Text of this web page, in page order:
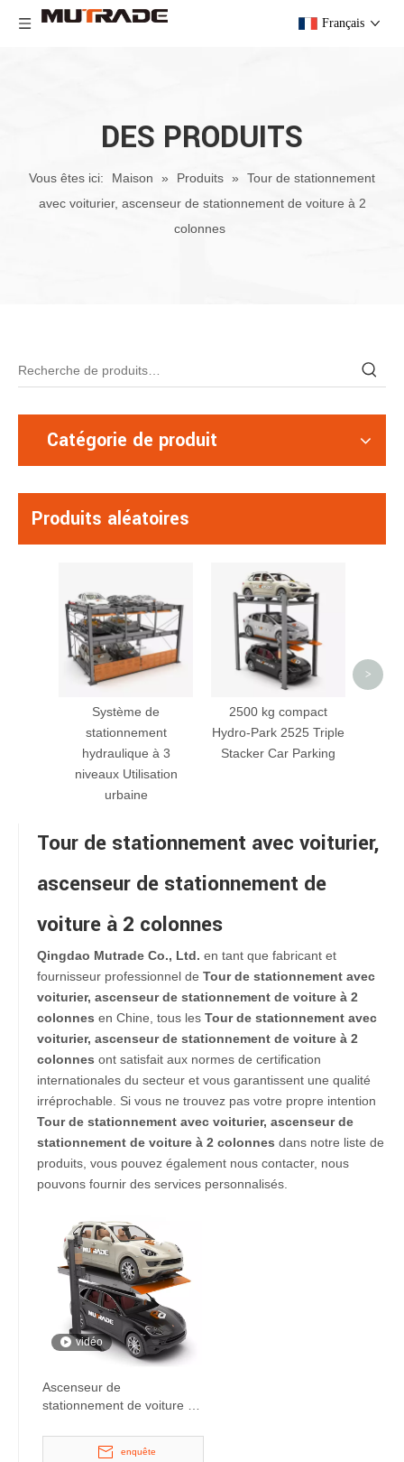
Français
DES PRODUITS
Vous êtes ici: Maison » Produits » Tour de stationnement
avec voiturier, ascenseur de stationnement de voiture à 2
colonnes
Catégorie de produit
Produits aléatoires
Système de
stationnement
hydraulique à 3
niveaux Utilisation
urbaine
2500 kg compact
Hydro-Park 2525 Triple
Stacker Car Parking
>
Tour de stationnement avec voiturier,
ascenseur de stationnement de
voiture à 2 colonnes
Qingdao Mutrade Co., Ltd. en tant que fabricant et
fournisseur professionnel de Tour de stationnement avec
voiturier, ascenseur de stationnement de voiture à 2
colonnes en Chine, tous les Tour de stationnement avec
voiturier, ascenseur de stationnement de voiture à 2
colonnes ont satisfait aux normes de certification
internationales du secteur et vous garantissent une qualité
irréprochable. Si vous ne trouvez pas votre propre intention
Tour de stationnement avec voiturier, ascenseur de
stationnement de voiture à 2 colonnes dans notre liste de
produits, vous pouvez également nous contacter, nous
pouvons fournir des services personnalisés.
vidéo
Ascenseur de
stationnement de voiture à
stationnement approuvé
enquête